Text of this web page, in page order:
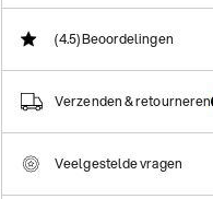
(4.5)Beoordelingen
Verzenden & retourneren
Veelgestelde vragen